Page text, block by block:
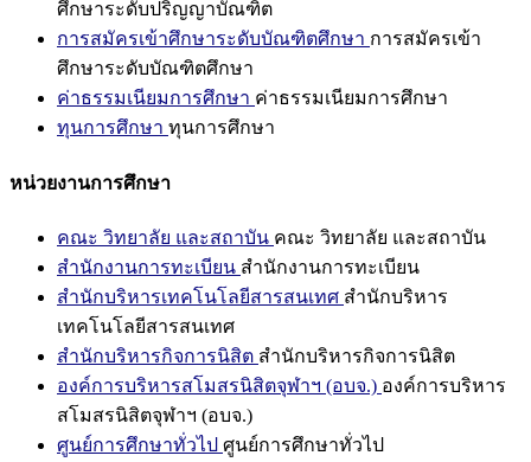
ศึกษาระดับปริญญาบัณฑิต
การสมัครเข้าศึกษาระดับบัณฑิตศึกษา การสมัครเข้า
ศึกษาระดับบัณฑิตศึกษา
ค่าธรรมเนียมการศึกษา ค่าธรรมเนียมการศึกษา
ทุนการศึกษา ทุนการศึกษา
หน่วยงานการศึกษา
คณะ วิทยาลัย และสถาบัน คณะ วิทยาลัย และสถาบัน
สำนักงานการทะเบียน สำนักงานการทะเบียน
สำนักบริหารเทคโนโลยีสารสนเทศ สำนักบริหาร
เทคโนโลยีสารสนเทศ
สำนักบริหารกิจการนิสิต สำนักบริหารกิจการนิสิต
องค์การบริหารสโมสรนิสิตจุฬาฯ (อบจ.) องค์การบริหาร
สโมสรนิสิตจุฬาฯ (อบจ.)
ศูนย์การศึกษาทั่วไป ศูนย์การศึกษาทั่วไป